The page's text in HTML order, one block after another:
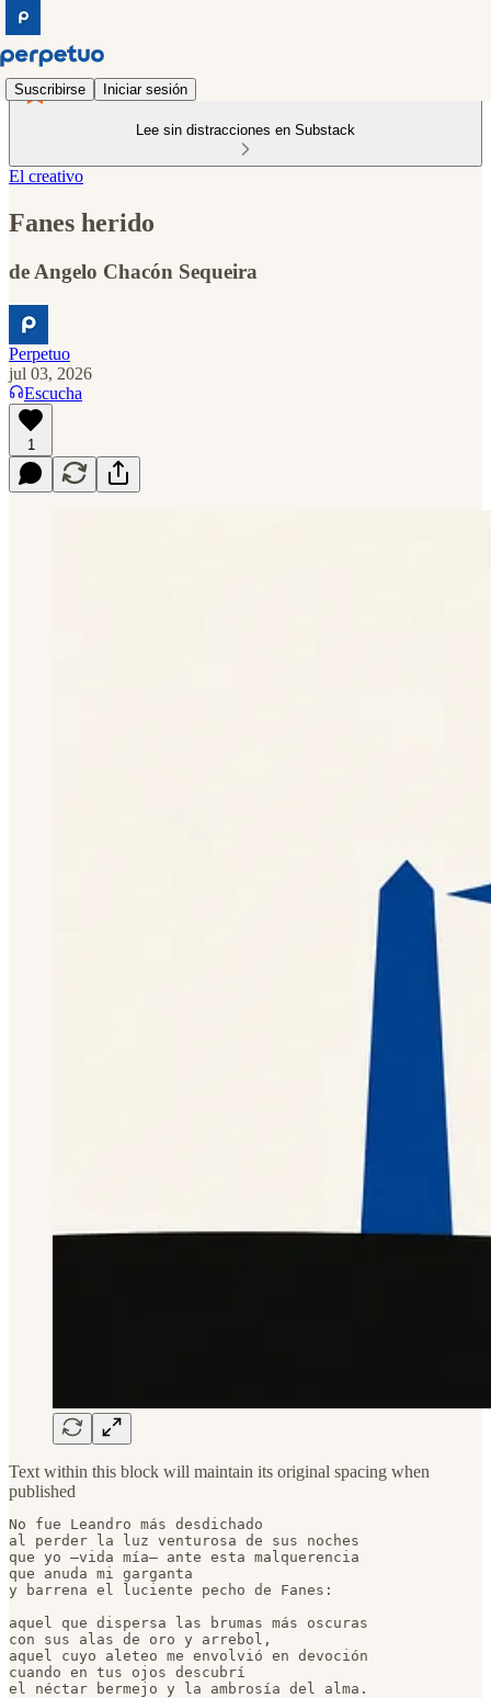
Suscribirse Iniciar sesión
Lee sin distracciones en Substack
El creativo
Fanes herido
de Angelo Chacón Sequeira
Perpetuo
jul 03, 2026
Escucha
1
Text within this block will maintain its original spacing when
published
No fue Leandro más desdichado
al perder la luz venturosa de sus noches
que yo —vida mía— ante esta malquerencia
que anuda mi garganta
y barrena el luciente pecho de Fanes:
aquel que dispersa las brumas más oscuras
con sus alas de oro y arrebol,
aquel cuyo aleteo me envolvió en devoción
cuando en tus ojos descubrí
el néctar bermejo y la ambrosía del alma.